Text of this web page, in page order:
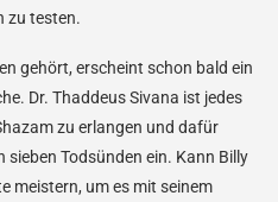
zu testen.
gehört, erscheint schon bald ein
Dr. Thaddeus Sivana ist jedes
zu erlangen und dafür
Todsünden ein. Kann Billy
meistern, um es mit seinem